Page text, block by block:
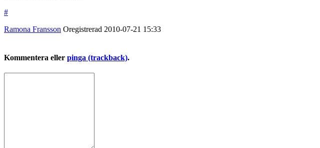
#
Ramona Fransson Oregistrerad 2010-07-21 15:33
Kommentera eller pinga (trackback).